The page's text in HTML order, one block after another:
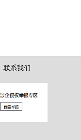
联系我们